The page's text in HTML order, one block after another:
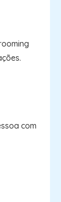
com